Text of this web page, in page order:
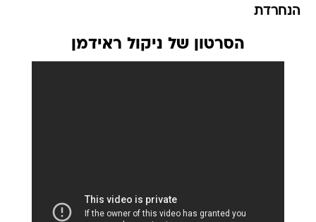
הנחרדת
הסרטון של ניקול ראידמן